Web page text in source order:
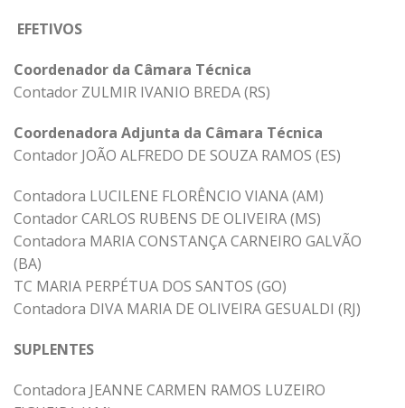
EFETIVOS
Coordenador da Câmara Técnica
Contador ZULMIR IVANIO BREDA (RS)
Coordenadora Adjunta da Câmara Técnica
Contador JOÃO ALFREDO DE SOUZA RAMOS (ES)
Contadora LUCILENE FLORÊNCIO VIANA (AM)
Contador CARLOS RUBENS DE OLIVEIRA (MS)
Contadora MARIA CONSTANÇA CARNEIRO GALVÃO
(BA)
TC MARIA PERPÉTUA DOS SANTOS (GO)
Contadora DIVA MARIA DE OLIVEIRA GESUALDI (RJ)
SUPLENTES
Contadora JEANNE CARMEN RAMOS LUZEIRO